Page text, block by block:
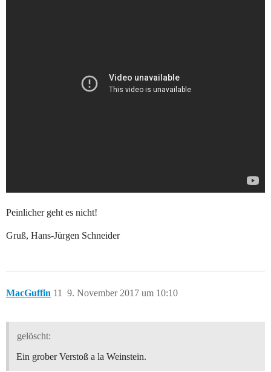
Peinlicher geht es nicht!
Gruß, Hans-Jürgen Schneider
MacGuffin 9. November 2017 um 10:10
11
gelöscht:
Ein grober Verstoß a la Weinstein.